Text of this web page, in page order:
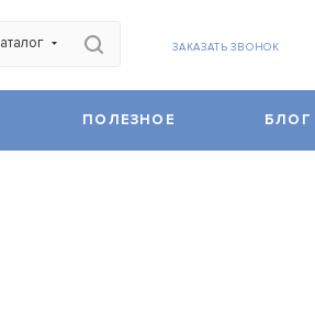
ЗАКАЗАТЬ ЗВОНОК
ПОЛЕЗНОЕ БЛОГ